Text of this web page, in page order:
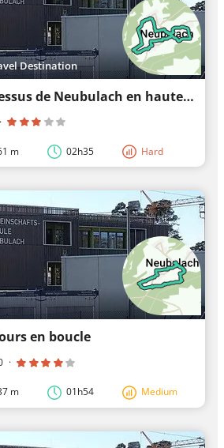
Destination
FREI.GANG au-dessus de Neubulach en hauteur ensoleillée
·
m 02h35 Hard
en boucle
·
m 01h54 Medium